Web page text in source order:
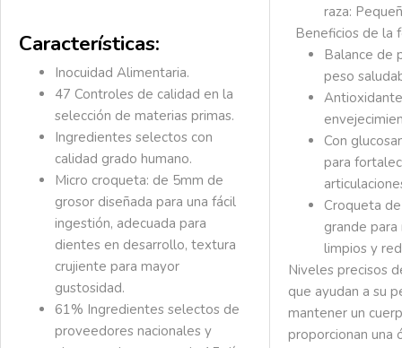
Características:
Inocuidad Alimentaria.
47 Controles de calidad en la
selección de materias primas.
Ingredientes selectos con
calidad grado humano.
Micro croqueta: de 5mm de
grosor diseñada para una fácil
ingestión, adecuada para
dientes en desarrollo, textura
crujiente para mayor
gustosidad.
61% Ingredientes selectos de
proveedores nacionales y
raza:
Beneficios de la
Balance de
peso
Con
para
Croqueta
grande
limpios y
Niveles precisos
que ayudan a su
mantener un
proporcionan una